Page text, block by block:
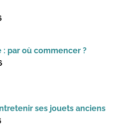
: par où commencer ?
ses jouets anciens